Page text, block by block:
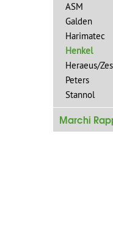
ASM
Galden
Harimatec
Henkel
Heraeus/
Peters
Stannol
Marchi